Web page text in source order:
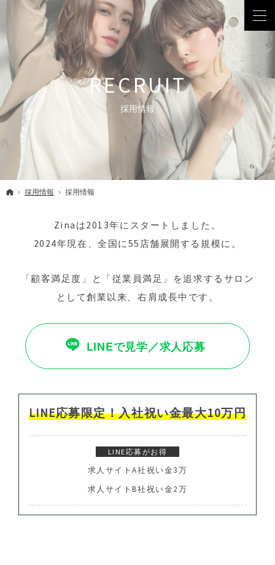
採用情報
ホーム
採用情報 採用情報
Zinaは2013年にスタートしました。
2024年現在、全国に55店舗展開する 規模に。
「顧客満足度」と「従業員満足」を追求するサロン
として創業以来、右肩成長中です。
LINEで見学／求人応募
LINE応募限定！入社祝い金最大10万円
LINE応募がお得
求人サイトA社祝い金3万
求人サイトB社祝い金2万